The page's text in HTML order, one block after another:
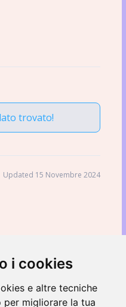
i cookies
e altre tecniche
migliorare la tua
trovato!
Updated 15 Novembre 2024
Regolamento infanzia